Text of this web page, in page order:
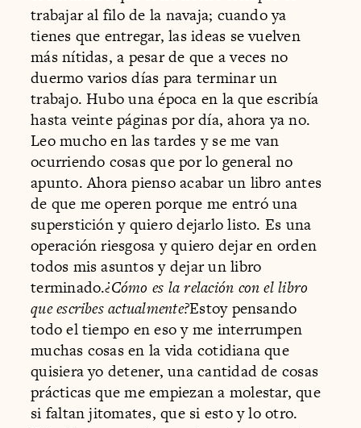
trabajar al filo de la navaja; cuando ya
tienes que entregar, las ideas se vuelven
más nítidas, a pesar de que a veces no
duermo varios días para terminar un
trabajo. Hubo una época en la que escribía
hasta veinte páginas por día, ahora ya no.
Leo mucho en las tardes y se me van
ocurriendo cosas que por lo general no
apunto. Ahora pienso acabar un libro antes
de que me operen porque me entró una
superstición y quiero dejarlo listo. Es una
operación riesgosa y quiero dejar en orden
todos mis asuntos y dejar un libro
terminado.¿Cómo es la relación con el libro
que escribes actualmente?Estoy pensando
todo el tiempo en eso y me interrumpen
muchas cosas en la vida cotidiana que
quisiera yo detener, una cantidad de cosas
prácticas que me empiezan a molestar, que
si faltan jitomates, que si esto y lo otro.